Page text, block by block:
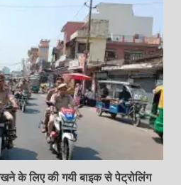
के लिए की गयी बाइक से पेट्रोलिंग